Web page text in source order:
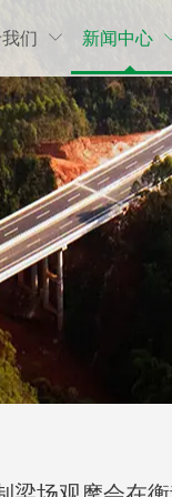
们  新闻中心